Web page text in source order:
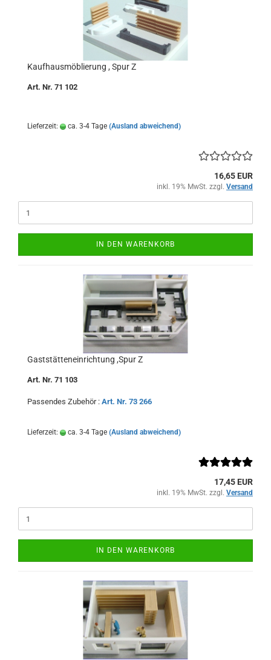
Kaufhausmöblierung , Spur Z
Art. Nr. 71 102
Lieferzeit: ca. 3-4 Tage (Ausland abweichend)
16,65 EUR
inkl. 19% MwSt. zzgl. Versand
IN DEN WARENKORB
Gaststätteneinrichtung ,Spur Z
Art. Nr. 71 103
Passendes Zubehör : Art. Nr. 73 266
Lieferzeit: ca. 3-4 Tage (Ausland abweichend)
17,45 EUR
inkl. 19% MwSt. zzgl. Versand
IN DEN WARENKORB